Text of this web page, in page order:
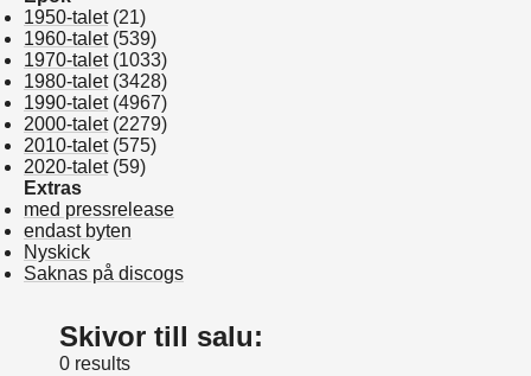
1950-talet(21)
1960-talet(539)
1970-talet(1033)
1980-talet(3428)
1990-talet(4967)
2000-talet(2279)
2010-talet(575)
2020-talet(59)
Extras
med pressrelease
endast byten
Nyskick
Saknas på discogs
Skivor till salu:
0 results